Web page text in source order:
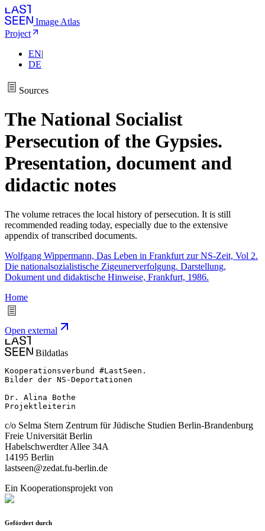
Image Atlas
Project
EN|
DE
Sources
The National Socialist
Persecution of the Gypsies.
Presentation, document and
didactic notes
The volume retraces the local history of persecution. It is still
recommended reading today, especially due to the extensive
appendix of transcribed documents.
Wolfgang Wippermann, Das Leben in Frankfurt zur NS-Zeit, Vol 2.
Die nationalsozialistische Zigeunerverfolgung. Darstellung,
Dokument und didaktische Hinweise, Frankfurt, 1986.
Home
Open external
Bildatlas
Kooperationsverbund #LastSeen.
Bilder der NS-Deportationen
Dr. Alina Bothe
Projektleiterin
c/o Selma Stern Zentrum für Jüdische Studien Berlin-Brandenburg
Freie Universität Berlin
Habelschwerdter Allee 34A
14195 Berlin
lastseen@zedat.fu-berlin.de
Ein Kooperationsprojekt von
Gefördert durch